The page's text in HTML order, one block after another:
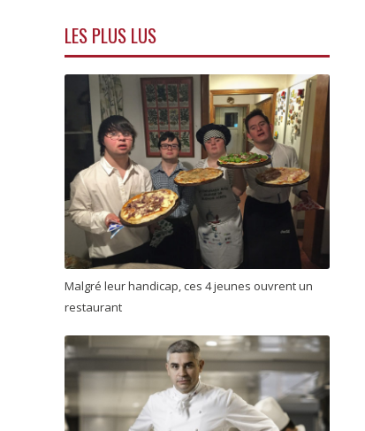
LES PLUS LUS
Malgré leur handicap, ces 4 jeunes ouvrent un
restaurant